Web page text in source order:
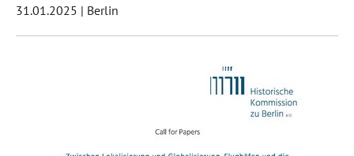
31.01.2025 | Berlin